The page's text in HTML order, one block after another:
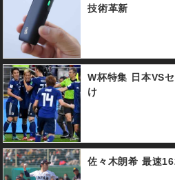
技術革新
W杯特集 日本VS
け
佐々木朗希 最速